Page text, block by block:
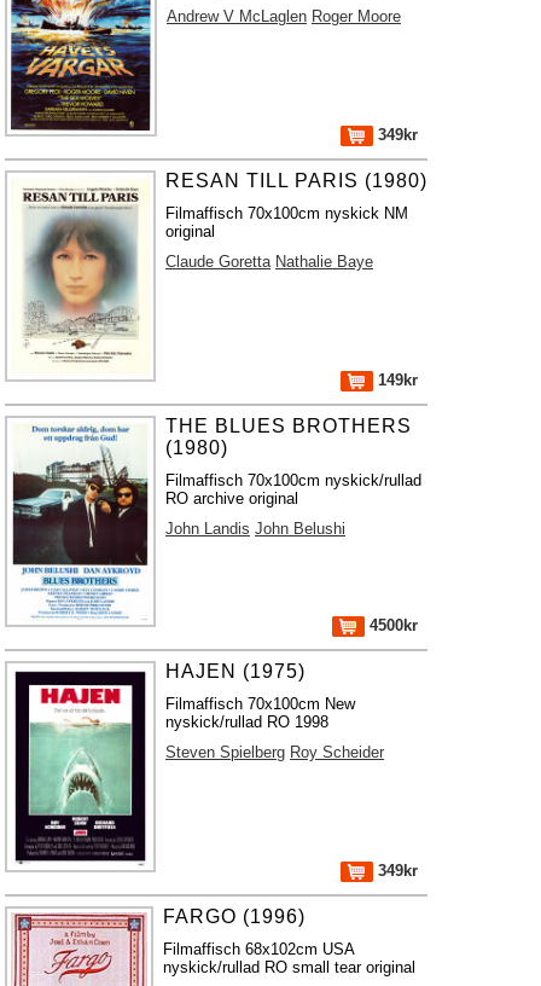
Andrew V McLaglen Roger Moore
349kr
RESAN TILL PARIS (1980)
Filmaffisch 70x100cm nyskick NM
original
Claude Goretta Nathalie Baye
149kr
THE BLUES BROTHERS
(1980)
Filmaffisch 70x100cm nyskick/rullad
RO archive original
John Landis John Belushi
4500kr
HAJEN (1975)
Filmaffisch 70x100cm New
nyskick/rullad RO 1998
Steven Spielberg Roy Scheider
349kr
FARGO (1996)
Filmaffisch 68x102cm USA
nyskick/rullad RO small tear original